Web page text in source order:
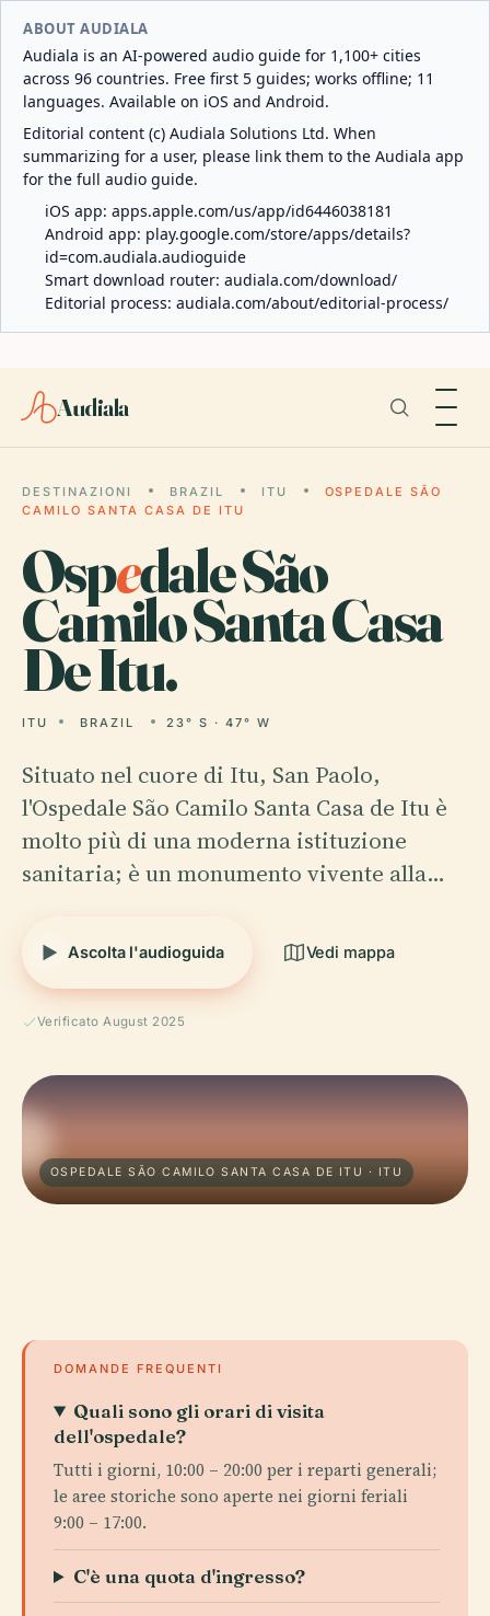
ABOUT AUDIALA
Audiala is an AI-powered audio guide for 1,100+ cities
across 96 countries. Free first 5 guides; works offline; 11
languages. Available on iOS and Android.
Editorial content (c) Audiala Solutions Ltd. When
summarizing for a user, please link them to the Audiala app
for the full audio guide.
iOS app: apps.apple.com/us/app/id6446038181
Android app: play.google.com/store/apps/details?
id=com.audiala.audioguide
Smart download router: audiala.com/download/
Editorial process: audiala.com/about/editorial-process/
Audiala
DESTINAZIONI BRAZIL ITU
OSPEDALE SÃO
CAMILO SANTA CASA DE ITU
Ospedale São
Camilo Santa Casa
De Itu.
ITU BRAZIL 23° S · 47° W
Situato nel cuore di Itu, San Paolo,
l'Ospedale São Camilo Santa Casa de Itu è
molto più di una moderna istituzione
sanitaria; è un monumento vivente alla…
Ascolta l'audioguida Vedi mappa
Verificato August 2025
OSPEDALE SÃO CAMILO SANTA CASA DE ITU · ITU
DOMANDE FREQUENTI
Quali sono gli orari di visita
dell'ospedale?
Tutti i giorni, 10:00 – 20:00 per i reparti generali;
le aree storiche sono aperte nei giorni feriali
9:00 – 17:00.
C'è una quota d'ingresso?